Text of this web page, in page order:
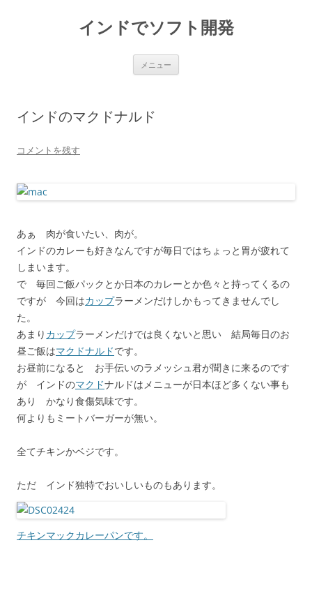
インドでソフト開発
メニュー
インドのマクドナルド
コメントを残す
あぁ 肉が食いたい、肉が。
インドのカレーも好きなんですが毎日ではちょっと胃が疲れて
しまいます。
で 毎回ご飯パックとか日本のカレーとか色々と持ってくるの
ですが 今回はカップラーメンだけしかもってきませんでし
た。
あまり カップラーメンだけでは良くないと思い 結局毎日のお
昼ご飯はマクドナルドです。
お昼前になると お手伝いのラメッシュ君が聞きに来るのです
が インドのマクドナルドはメニューが日本ほど多くない事も
あり かなり食傷気味です。
何よりもミートバーガーが無い。
全てチキンかベジです。
ただ インド独特でおいしいものもあります。
チキンマックカレーパンです。